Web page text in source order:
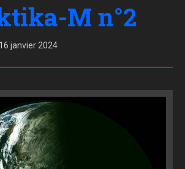
M n°2
16 janvier 2024